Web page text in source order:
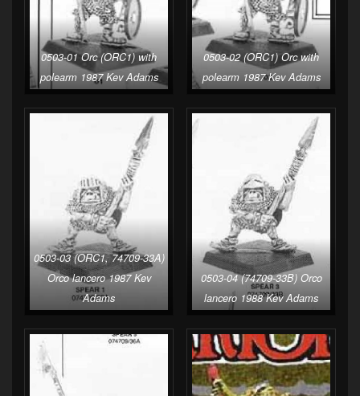
0503-01 Orc (ORC1) with
polearm 1987 Kev Adams
0503-02 (ORC1) Orc with
polearm 1987 Kev Adams
0503-03 (ORC1, 74709-33A)
Orco lancero 1987 Kev
Adams
0503-04 (74709-33B) Orco
lancero 1988 Kev Adams